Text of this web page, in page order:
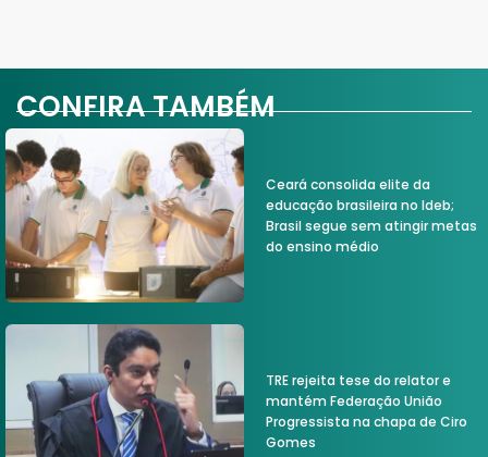
CONFIRA TAMBÉM
Ceará consolida elite da
educação brasileira no Ideb;
Brasil segue sem atingir metas
do ensino médio
TRE rejeita tese do relator e
mantém Federação União
Progressista na chapa de Ciro
Gomes